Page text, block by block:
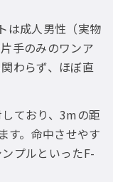
は成人男性（実物
手のみのワンア
わらず、ほぼ直
ており、3mの距
す。命中させやす
プルといったF-